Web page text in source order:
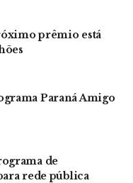
prêmio está
Paraná Amigo
de
rede pública